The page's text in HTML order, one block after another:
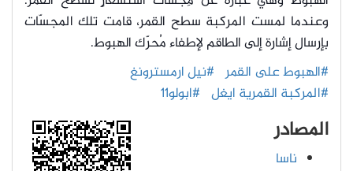
وعندما لمست المركبة سطح القمر، قامت تلك المجسّات
بإرسال إشارة إلى الطاقم لإطفاء مُحرّك الهبوط.
#الهبوط على القمر #نيل ارمسترونغ
#المركبة القمرية ايغل #ابولو11
المصادر
ناسا